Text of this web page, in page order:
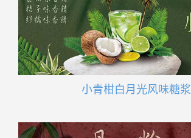
小青柑白月光风味糖浆